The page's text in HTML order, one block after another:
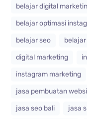
belajar digital
belajar optimasi
belajar seo
digital marketing
instagram marketing
jasa pembuatan
jasa seo bali
jasa